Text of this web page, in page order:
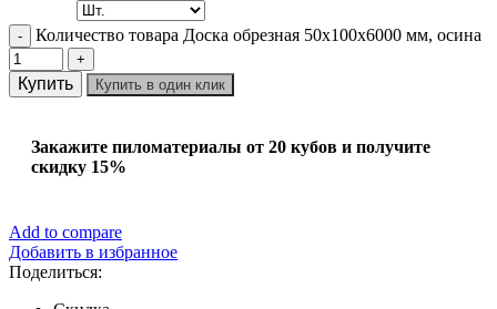
Количество товара Доска обрезная 50х100х6000 мм, осина
Купить Купить в один клик
Закажите пиломатериалы от 20 кубов и получите
скидку 15%
Add to compare
Добавить в избранное
Поделиться: